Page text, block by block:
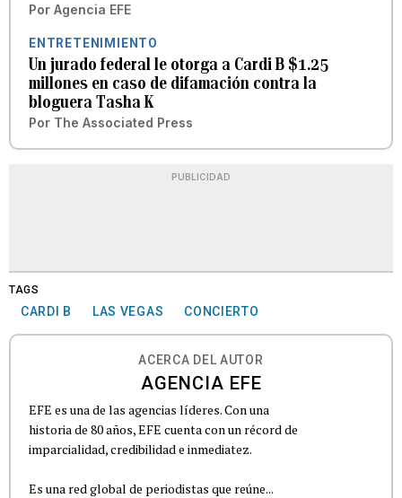
Por Agencia EFE
ENTRETENIMIENTO
Un jurado federal le otorga a Cardi B $1.25
millones en caso de difamación contra la
bloguera Tasha K
Por The Associated Press
PUBLICIDAD
TAGS
CARDI B LAS VEGAS CONCIERTO
ACERCA DEL AUTOR
AGENCIA EFE
EFE es una de las agencias líderes. Con una
historia de 80 años, EFE cuenta con un récord de
imparcialidad, credibilidad e inmediatez.
Es una red global de periodistas que reúne...